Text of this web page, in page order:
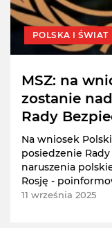
POLSKA I ŚWIAT
MSZ: na
zostanie
Rady
Na wniosek
posiedzenie
naruszenia
Rosję -
11 września 2025